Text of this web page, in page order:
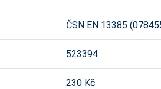
ČSN EN 13385
523394
230 Kč